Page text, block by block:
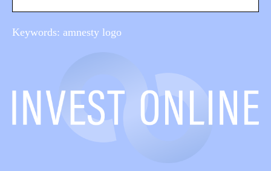
Keywords: amnesty logo